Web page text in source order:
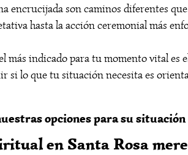
encrucijada son caminos diferentes
hasta la acción ceremonial más
más indicado para tu momento vital
si lo que tu situación necesita es
opciones para su
en Santa Rosa